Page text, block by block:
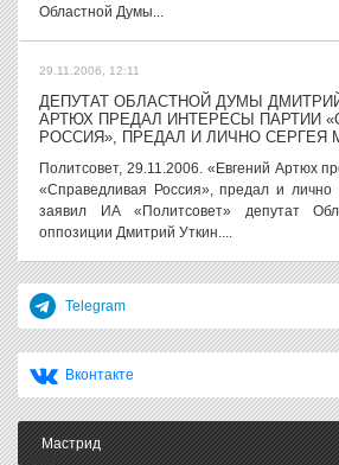
Областной Думы...
29.11.2006, 12:11
ДЕПУТАТ ОБЛАСТНОЙ ДУМЫ
АРТЮХ ПРЕДАЛ ИНТЕРЕСЫ ПАРТИИ
РОССИЯ», ПРЕДАЛ И ЛИЧНО СЕРГЕЯ
Политсовет, 29.11.2006. «Евгений Артюх
«Справедливая Россия», предал и
заявил ИА «Политсовет» депутат
оппозиции Дмитрий Уткин....
Telegram
Вконтакте
Мастрид